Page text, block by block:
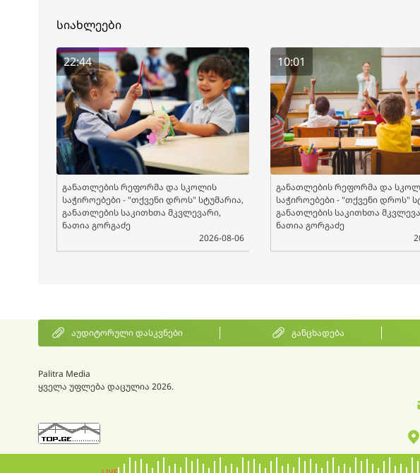
სიახლეები
22:44
განათლების რეფორმა და სკოლის
საჭიროებები - "თქვენი დროს" სტუმარია,
განათლების საკითხთა მკვლევარი,
ნათია გორგაძე
2026-08-06
10:01
განათლების რეფორმა და
საჭიროებები - "თქვენი დროს"
განათლების საკითხთა
ნათია გორგაძე
აუდიტორული დასკვნები განცხადება
Palitra Media
ყველა უფლება დაცულია 2026.